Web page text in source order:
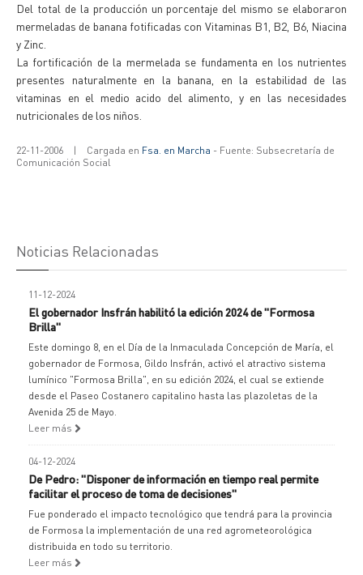
Del total de la producción un porcentaje del mismo se elaboraron
mermeladas de banana fotificadas con Vitaminas B1, B2, B6, Niacina
y Zinc.
La fortificación de la mermelada se fundamenta en los nutrientes
presentes naturalmente en la banana, en la estabilidad de las
vitaminas en el medio acido del alimento, y en las necesidades
nutricionales de los niños.
22-11-2006 | Cargada en Fsa. en Marcha - Fuente: Subsecretaría de
Comunicación Social
Noticias Relacionadas
11-12-2024
El gobernador Insfrán habilitó la edición 2024 de "Formosa
Brilla"
Este domingo 8, en el Día de la Inmaculada Concepción de María, el
gobernador de Formosa, Gildo Insfrán, activó el atractivo sistema
lumínico "Formosa Brilla", en su edición 2024, el cual se extiende
desde el Paseo Costanero capitalino hasta las plazoletas de la
Avenida 25 de Mayo.
Leer más
04-12-2024
De Pedro: "Disponer de información en tiempo real permite
facilitar el proceso de toma de decisiones"
Fue ponderado el impacto tecnológico que tendrá para la provincia
de Formosa la implementación de una red agrometeorológica
distribuida en todo su territorio.
Leer más